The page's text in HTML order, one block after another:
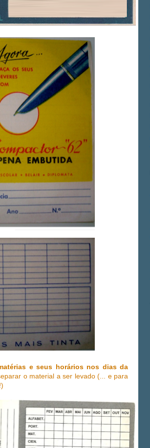
e seus horários nos dias da
o material a ser levado (... e para